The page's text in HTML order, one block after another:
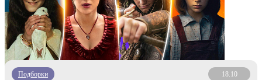
Подборки 18.10